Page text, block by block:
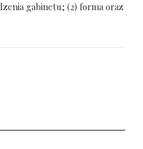
gabinetu; (2) forma oraz